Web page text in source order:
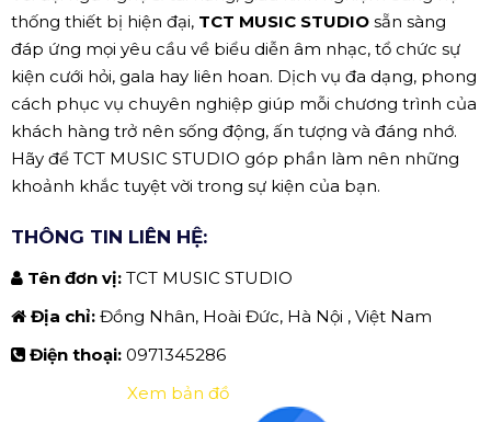
thống thiết bị hiện đại, TCT MUSIC STUDIO sẵn sàng
đáp ứng mọi yêu cầu về biểu diễn âm nhạc, tổ chức sự
kiện cưới hỏi, gala hay liên hoan. Dịch vụ đa dạng, phong
cách phục vụ chuyên nghiệp giúp mỗi chương trình của
khách hàng trở nên sống động, ấn tượng và đáng nhớ.
Hãy để TCT MUSIC STUDIO góp phần làm nên những
khoảnh khắc tuyệt vời trong sự kiện của bạn.
THÔNG TIN LIÊN HỆ:
Tên đơn vị: TCT MUSIC STUDIO
Địa chỉ: Đồng Nhân, Hoài Đức, Hà Nội , Việt Nam
Điện thoại: 0971345286
Xem bản đồ